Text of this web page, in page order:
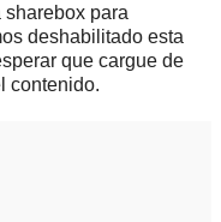
para
deshabilitado esta
que cargue de
contenido.